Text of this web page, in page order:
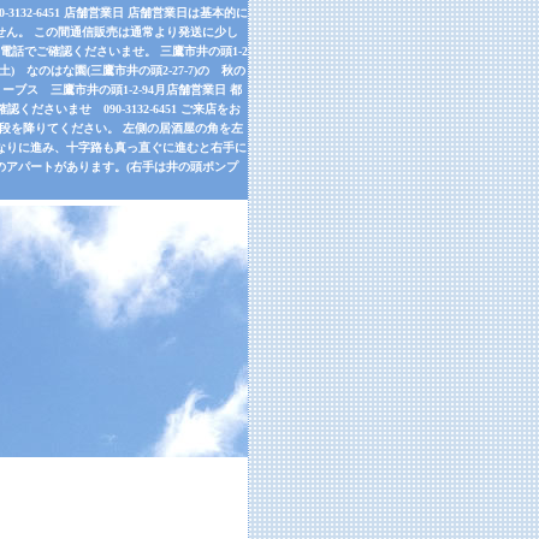
6451 店舗営業日 店舗営業日は基本的に
。 この間通信販売は通常より発送に少し
話でご確認くださいませ。 三鷹市井の頭1-2
なのはな園(三鷹市井の頭2-27-7)の 秋の
ーブス 三鷹市井の頭1-2-94月店舗営業日 都
認くださいませ 090-3132-6451 ご来店をお
降りてください。 左側の居酒屋の角を左
に進み、十字路も真っ直ぐに進むと右手に
パートがあります。(右手は井の頭ポンプ